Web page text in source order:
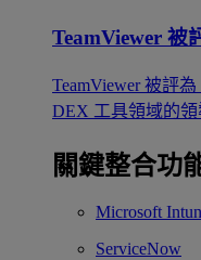
TeamViewer 被
TeamViewer 被評
DEX 工具領域的領
關鍵整合功
Microsoft
ServiceNow